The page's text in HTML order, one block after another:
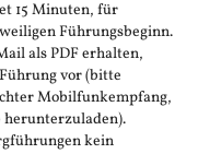
15 Minuten, für
Führungsbeginn.
als PDF erhalten,
vor (bitte
Mobilfunkempfang,
herunterzuladen).
kein